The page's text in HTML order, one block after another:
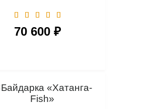
70 600 ₽